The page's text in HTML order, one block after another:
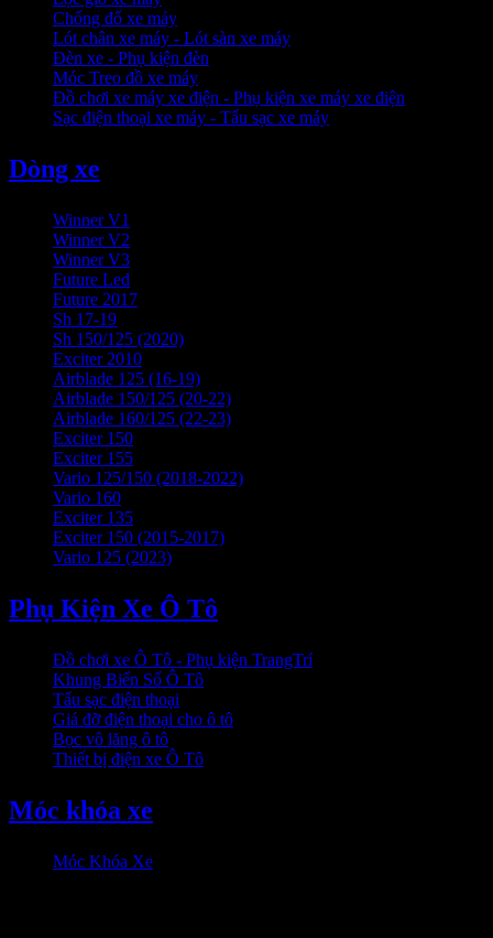
Chống đổ xe máy
Lót chân xe máy - Lót sàn xe máy
Đèn xe - Phụ kiện đèn
Móc Treo đồ xe máy
Đồ chơi xe máy xe điện - Phụ kiện xe máy xe điện
Sạc điện thoại xe máy - Tẩu sạc xe máy
Dòng xe
Winner V1
Winner V2
Winner V3
Future Led
Future 2017
Sh 17-19
Sh 150/125 (2020)
Exciter 2010
Airblade 125 (16-19)
Airblade 150/125 (20-22)
Airblade 160/125 (22-23)
Exciter 150
Exciter 155
Vario 125/150 (2018-2022)
Vario 160
Exciter 135
Exciter 150 (2015-2017)
Vario 125 (2023)
Phụ Kiện Xe Ô Tô
Đồ chơi xe Ô Tô - Phụ kiện TrangTrí
Khung Biển Số Ô Tô
Tẩu sạc điện thoại
Giá đỡ điện thoại cho ô tô
Bọc vô lăng ô tô
Thiết bị điện xe Ô Tô
Móc khóa xe
Móc Khóa Xe